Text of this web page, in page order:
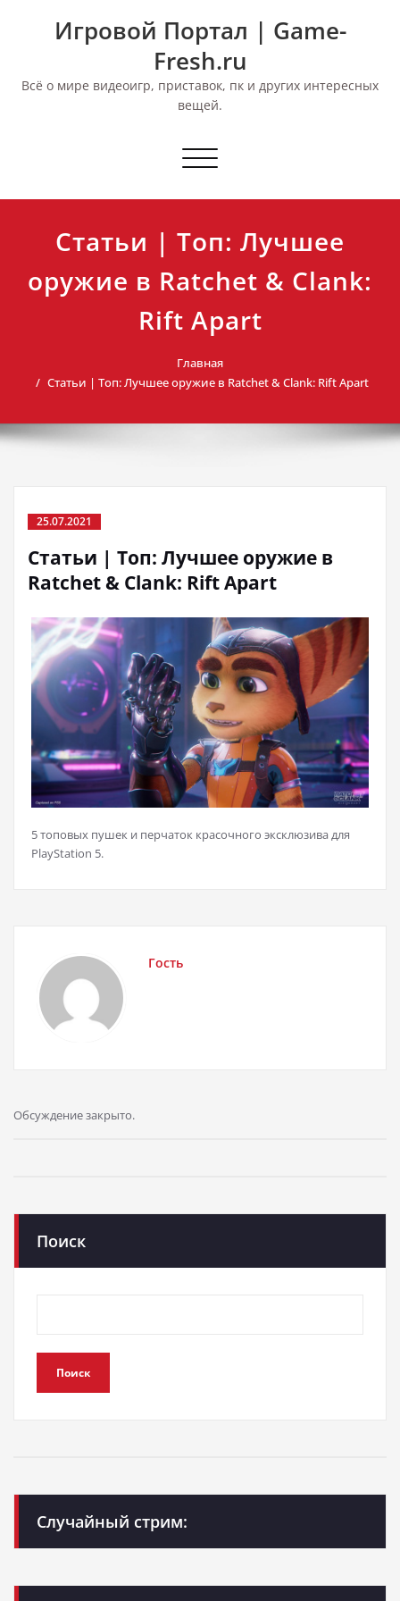
Игровой Портал | Game-
Fresh.ru
Всё о мире видеоигр, приставок, пк и других интересных
вещей.
Переключить
Статьи | Топ: Лучшее
оружие в Ratchet & Clank:
Rift Apart
Главная
Статьи | Топ: Лучшее оружие в Ratchet & Clank: Rift Apart
25.07.2021
Статьи | Топ: Лучшее оружие в
Ratchet & Clank: Rift Apart
5 топовых пушек и перчаток красочного эксклюзива для
PlayStation 5.
Гость
Обсуждение закрыто.
Поиск
Поиск
Случайный стрим: